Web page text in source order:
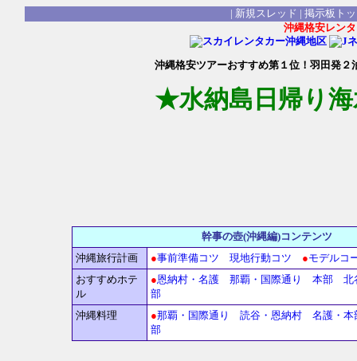
新規スレッド
掲示板ト
沖縄格安レン
沖縄格安ツアーおすすめ第１位！羽田発
★水納島日帰り
幹事の壺(沖縄編
沖縄旅行計画 ●事前準備コツ 現地行動コツ ●モデルコ
おすすめホテ
ル
●恩納村・名護 那覇・国際通り 本部
北
部
沖縄料理
●那覇・国際通り 読谷・恩納村
名護・本
部